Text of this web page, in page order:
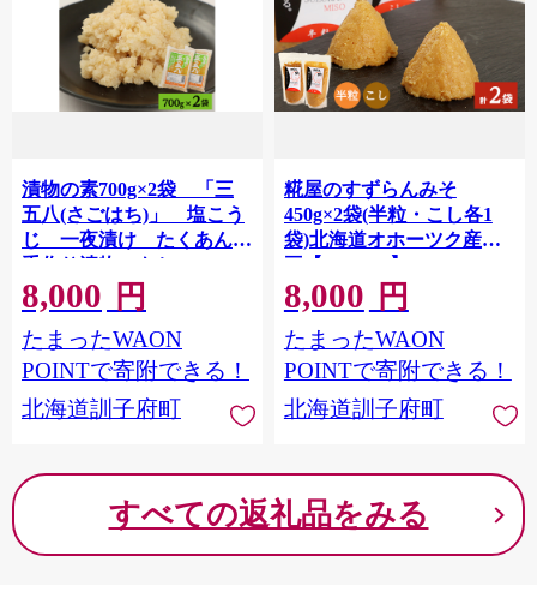
漬物の素700g×2袋 「三
五八(さごはち)」 塩こう
じ 一夜漬け たくあん
手作り漬物のもと
【1446960】
8,000 円
たまったWAON
POINTで寄附できる！
北海道訓子府町
糀屋のすずらんみそ
450g×2袋(半粒・こし各1
袋)北海道オホーツク産大
豆【1445410】
8,000 円
たまったWAON
POINTで寄附できる！
北海道訓子府町
すべての返礼品をみる